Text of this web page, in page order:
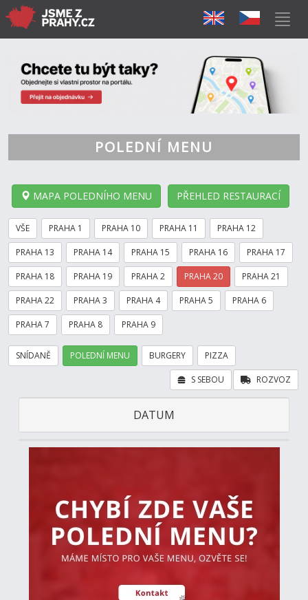
POLEDNÍ MENU
MAPA POLEDNÍHO MENU PŘEHLED RESTAURACÍ
VŠE PRAHA 1 PRAHA 10 PRAHA 11 PRAHA 12
PRAHA 13 PRAHA 14 PRAHA 15 PRAHA 16 PRAHA 17
PRAHA 18 PRAHA 19 PRAHA 2 PRAHA 20 PRAHA 21
PRAHA 22 PRAHA 3 PRAHA 4 PRAHA 5 PRAHA 6
PRAHA 7 PRAHA 8 PRAHA 9
SNÍDANĚ POLEDNÍ MENU BURGERY PIZZA
ROZVOZ
S SEBOU
DATUM